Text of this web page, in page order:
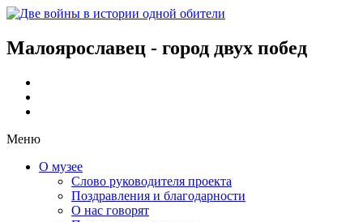
Малоярославец - город двух побед
Меню
О музее
Слово руководителя проекта
Поздравления и благодарности
О нас говорят